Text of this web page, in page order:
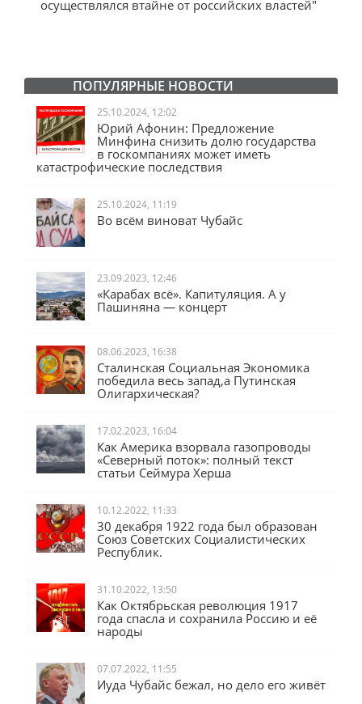
осуществлялся втайне от российских властей"
ПОПУЛЯРНЫЕ НОВОСТИ
25.10.2024, 12:02
Юрий Афонин: Предложение
Минфина снизить долю государства
в госкомпаниях может иметь
катастрофические последствия
25.10.2024, 11:19
Во всём виноват Чубайс
23.09.2023, 12:46
«Карабах всё». Капитуляция. А у
Пашиняна — концерт
08.06.2023, 16:38
Сталинская Социальная Экономика
победила весь запад,а Путинская
Олигархическая?
17.02.2023, 16:04
Как Америка взорвала газопроводы
«Северный поток»: полный текст
статьи Сеймура Херша
10.12.2022, 11:33
30 декабря 1922 года был образован
Союз Советских Социалистических
Республик.
31.10.2022, 13:50
Как Октябрьская революция 1917
года спасла и сохранила Россию и её
народы
07.07.2022, 11:55
Иуда Чубайс бежал, но дело его живёт